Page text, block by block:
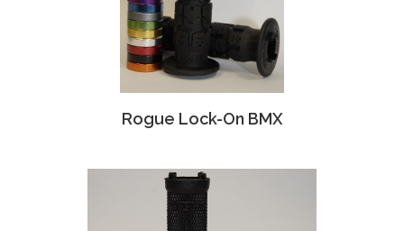
Rogue Lock-On BMX